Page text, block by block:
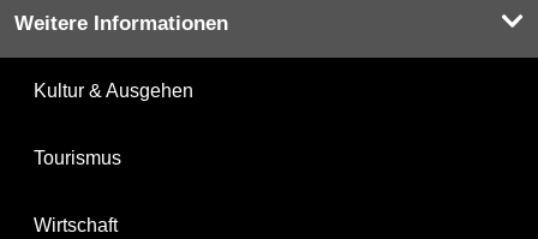
Weitere Informationen
Kultur & Ausgehen
Tourismus
Wirtschaft